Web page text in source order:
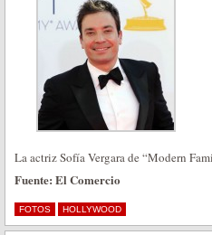
La actriz Sofía Vergara de “Modern
Fuente: El Comercio
FOTOS HOLLYWOOD